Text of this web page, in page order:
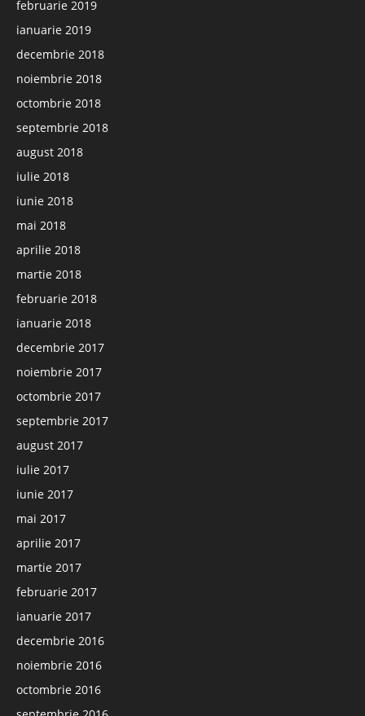
februarie 2019
ianuarie 2019
decembrie 2018
noiembrie 2018
octombrie 2018
septembrie 2018
august 2018
iulie 2018
iunie 2018
mai 2018
aprilie 2018
martie 2018
februarie 2018
ianuarie 2018
decembrie 2017
noiembrie 2017
octombrie 2017
septembrie 2017
august 2017
iulie 2017
iunie 2017
mai 2017
aprilie 2017
martie 2017
februarie 2017
ianuarie 2017
decembrie 2016
noiembrie 2016
octombrie 2016